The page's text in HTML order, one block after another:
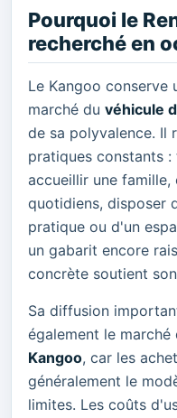
Pourquoi le
recherché en
Le Kangoo conserve
marché du véhicule
de sa polyvalence. Il
pratiques constants
accueillir une
quotidiens, disposer
pratique ou d'un
un gabarit encore
concrète soutient
Sa diffusion
également le marché
Kangoo, car les
généralement le
limites. Les coûts